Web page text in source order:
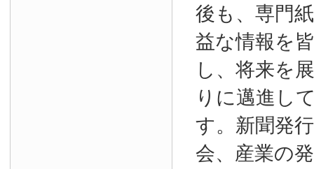
後も、専門
益な情報を
し、将来を
りに邁進し
す。新聞発
会、産業の